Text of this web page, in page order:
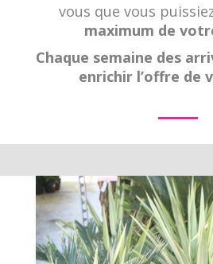
vous que vous
maximum de
Chaque semaine des
enrichir l’offre de